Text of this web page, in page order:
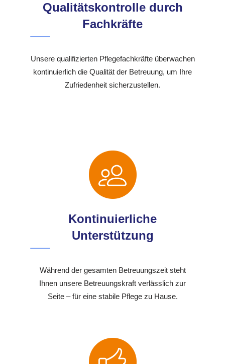
Qualitätskontrolle durch
Fachkräfte
Unsere qualifizierten Pflegefachkräfte überwachen
kontinuierlich die Qualität der Betreuung, um Ihre
Zufriedenheit sicherzustellen.
Kontinuierliche
Unterstützung
Während der gesamten Betreuungszeit steht
Ihnen unsere Betreuungskraft verlässlich zur
Seite – für eine stabile Pflege zu Hause.